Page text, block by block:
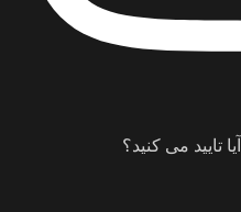
تایید می کنید؟